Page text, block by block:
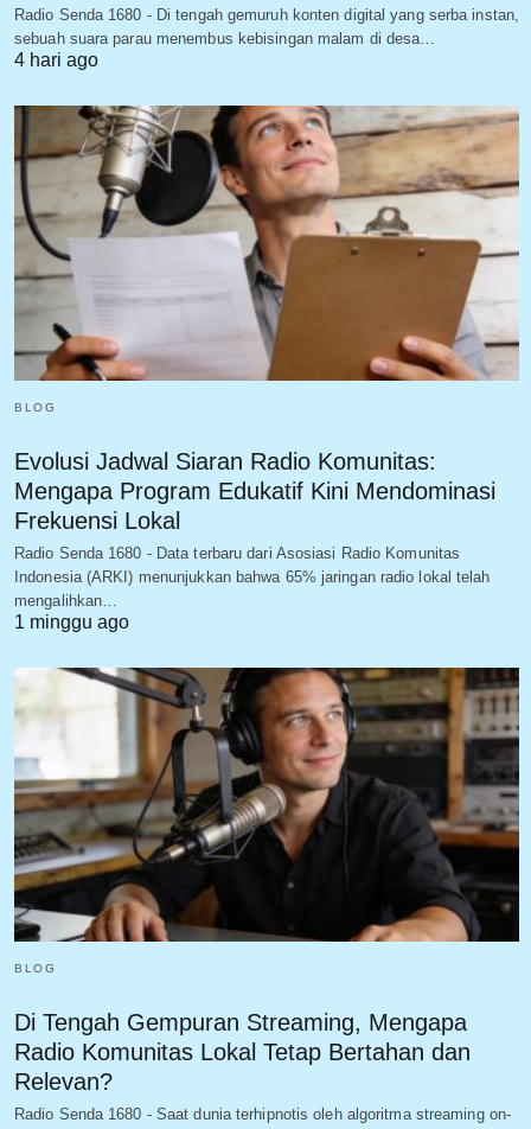
Radio Senda 1680 - Di tengah gemuruh konten digital yang serba instan,
sebuah suara parau menembus kebisingan malam di desa…
4 hari ago
BLOG
Evolusi Jadwal Siaran Radio Komunitas:
Mengapa Program Edukatif Kini Mendominasi
Frekuensi Lokal
Radio Senda 1680 - Data terbaru dari Asosiasi Radio Komunitas
Indonesia (ARKI) menunjukkan bahwa 65% jaringan radio lokal telah
mengalihkan…
1 minggu ago
BLOG
Di Tengah Gempuran Streaming, Mengapa
Radio Komunitas Lokal Tetap Bertahan dan
Relevan?
Radio Senda 1680 - Saat dunia terhipnotis oleh algoritma streaming on-